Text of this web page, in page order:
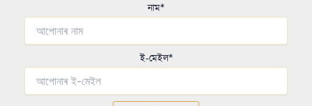
নাম*
ই-মেইল*